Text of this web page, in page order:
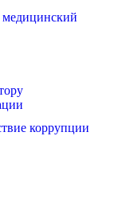
медицинский
коррупции